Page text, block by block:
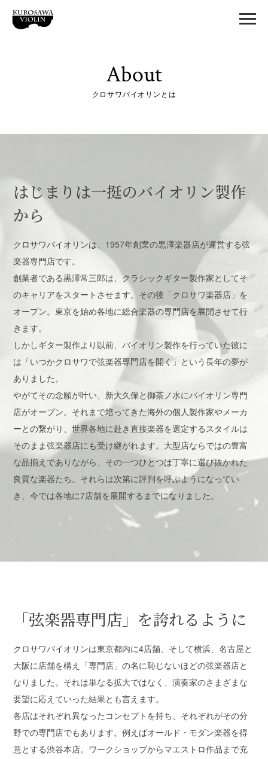
About
クロサワバイオリンとは
はじまりは一挺のバイオリン製作
から
クロサワバイオリンは、1957年創業の黒澤楽器店が運営する弦
楽器専門店です。
創業者である黒澤常三郎は、クラシックギター製作家としてそ
のキャリアをスタートさせます。その後「クロサワ楽器店」を
オープン。東京を始め各地に総合楽器の専門店を展開させて行
きます。
しかしギター製作より以前、バイオリン製作を行っていた彼に
は「いつかクロサワで弦楽器専門店を開く」という長年の夢が
ありました。
やがてその念願が叶い、新大久保と御茶ノ水にバイオリン専門
店がオープン。それまで培ってきた海外の個人製作家やメーカ
ーとの繋がり、世界各地に赴き直接楽器を選定するスタイルは
そのまま弦楽器店にも受け継がれます。大型店ならではの豊富
な品揃えでありながら、その一つひとつは丁寧に選び抜かれた
良質な楽器たち。それらは次第に評判を呼ぶようになってい
き、今では各地に7店舗を展開するまでになりました。
「弦楽器専門店」を誇れるように
クロサワバイオリンは東京都内に4店舗、そして横浜、名古屋と
大阪に店舗を構え「専門店」の名に恥じないほどの弦楽器店と
なりました。それは単なる拡大ではなく、演奏家のさまざまな
要望に応えていった結果とも言えます。
各店はそれぞれ異なったコンセプトを持ち、それぞれがその分
野での専門店でもあります。例えばオールド・モダン楽器を得
意とする渋谷本店。ワークショップからマエストロ作品まで充